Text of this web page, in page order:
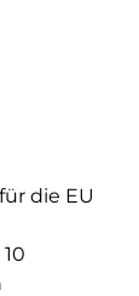
die EU